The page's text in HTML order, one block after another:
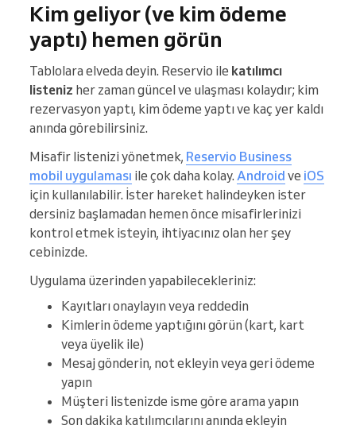
Kim geliyor (ve kim ödeme
yaptı) hemen görün
Tablolara elveda deyin. Reservio ile katılımcı
listeniz her zaman güncel ve ulaşması kolaydır; kim
rezervasyon yaptı, kim ödeme yaptı ve kaç yer kaldı
anında görebilirsiniz.
Misafir listenizi yönetmek, Reservio Business
mobil uygulaması ile çok daha kolay. Android ve iOS
için kullanılabilir. İster hareket halindeyken ister
dersiniz başlamadan hemen önce misafirlerinizi
kontrol etmek isteyin, ihtiyacınız olan her şey
cebinizde.
Uygulama üzerinden yapabilecekleriniz:
Kayıtları onaylayın veya reddedin
Kimlerin ödeme yaptığını görün (kart, kart
veya üyelik ile)
Mesaj gönderin, not ekleyin veya geri ödeme
yapın
Müşteri listenizde isme göre arama yapın
Son dakika katılımcılarını anında ekleyin